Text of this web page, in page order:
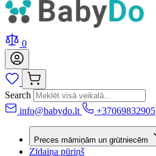
0
Search
info@babydo.lt
+37069832905
Preces māmiņām un grūtniecēm
Zīdaiņa pūriņš